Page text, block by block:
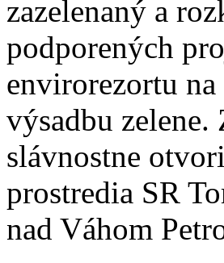
zazelenaný a
podporených
envirorezortu
výsadbu
slávnostne
prostredia SR
nad Váhom